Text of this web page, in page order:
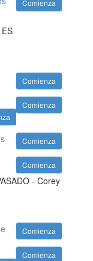
Comienza
Comienza
Comienza
Comienza
Comienza
- Corey
Comienza
Comienza